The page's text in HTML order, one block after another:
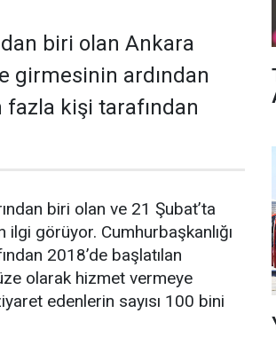
biri olan Ankara
girmesinin ardından
fazla kişi tarafından
biri olan ve 21 Şubat’ta
ilgi görüyor. Cumhurbaşkanlığı
2018’de başlatılan
olarak hizmet vermeye
edenlerin sayısı 100 bini